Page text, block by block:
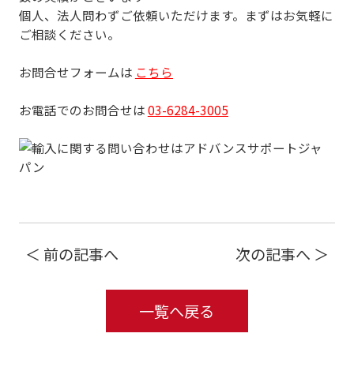
個人、法人問わずご依頼いただけます。まずはお気軽に
ご相談ください。
お問合せフォームは こちら
お電話でのお問合せは03-6284-3005
＜ 前の記事へ
一覧へ戻る
次の記事へ ＞